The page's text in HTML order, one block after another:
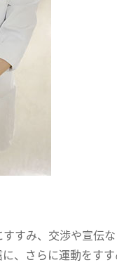
すみ、交渉や宣伝
、さらに運動をすす